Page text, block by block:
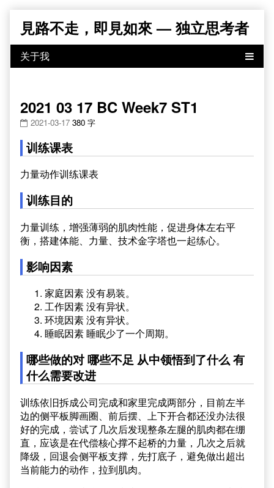
content
見路不走，即見如來 — 独立思考者
2021 03 17 BC Week7 ST1
2021-03-17 380 字
训练课表
力量动作训练课表
训练目的
力量训练，增强薄弱的肌肉性能，促进身体左右平
衡，搭建体能、力量、技术金字塔也一起练心。
影响因素
家庭因素 没有易装。
工作因素 没有异状。
环境因素 没有异状。
睡眠因素 睡眠少了一个周期。
哪些做的对 哪些不足 从中领悟到了什么 有
什么需要改进
训练依旧拆成公司完成和家里完成两部分，目前左半
边的侧平板脚画圈、前后摆、上下开合都还没办法很
好的完成，尝试了几次后发现整条左腿的肌肉都在绷
直，应该是在代偿核心撑不起桥的力量，几次之后就
降级，回退会侧平板支撑，先打底子，避免做出超出
当前能力的动作，拉到肌肉。